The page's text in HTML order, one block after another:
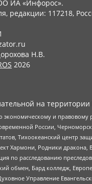
ИА «Инфорос».
редакции: 117218,
Н.В.
2026
на
и
России,
Тихоокеанский центр
Хармони, Родники дракона,
по расследованию
обмен, Бард колледж,
Управление